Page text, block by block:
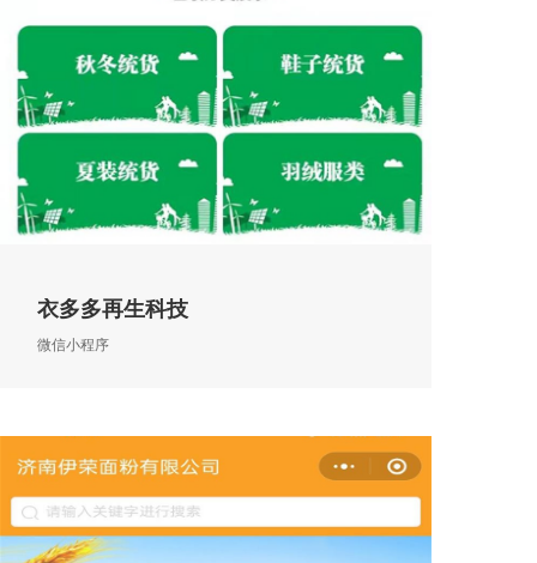
衣多多再生科技
微信小程序